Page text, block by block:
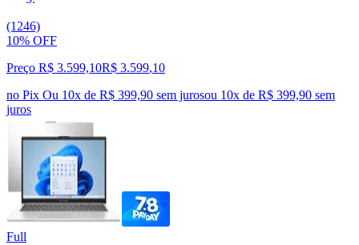
(1246)
10% OFF
Preço R$ 3.599,10R$ 3.599,10
no Pix Ou 10x de R$ 399,90 sem jurosou 10x de R$ 399,90 sem
juros
Full